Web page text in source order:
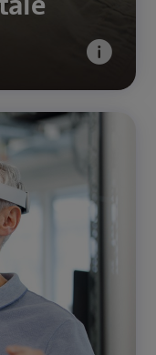
che unisce
fino alle
ricerca
la vita più
nascono i
una maggiore
della vita.